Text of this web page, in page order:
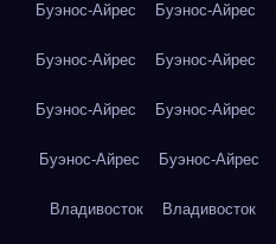
Буэнос-Айрес Буэнос-Айрес
Буэнос-Айрес Буэнос-Айрес
Буэнос-Айрес Буэнос-Айрес
Буэнос-Айрес Буэнос-Айрес
Владивосток Владивосток